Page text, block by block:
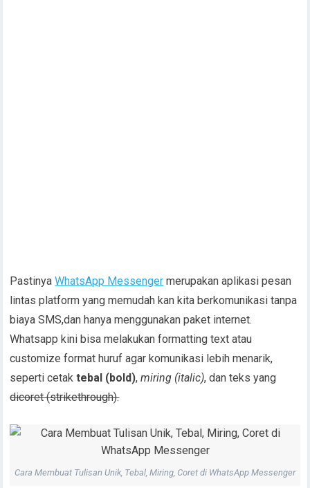
PastinyaWhatsApp Messenger merupakan aplikasi pesan
lintas platform yang memudah kan kita berkomunikasi tanpa
biaya SMS,dan hanya menggunakan paket internet.
Whatsapp kini bisa melakukan formatting text atau
customize format huruf agar komunikasi lebih menarik,
seperti cetaktebal (bold),miring (italic), dan teks yang
dicoret (strikethrough).
Cara Membuat Tulisan Unik, Tebal, Miring, Coret di WhatsApp Messenger